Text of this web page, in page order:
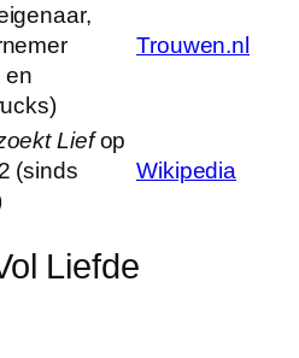
en
Trouwen.nl
Liefop
(sinds
Wikipedia
Liefde